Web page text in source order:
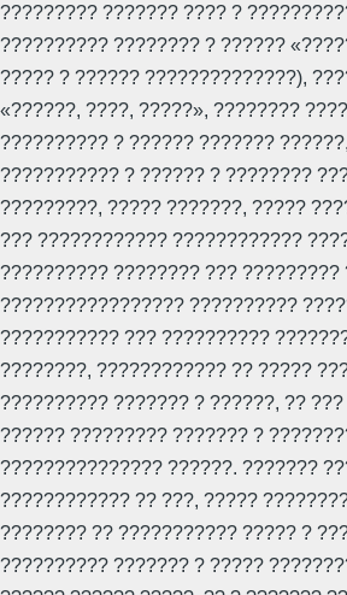
????????? ??????? ???? ?
?????????? ???????? ? ??????
????? ? ?????? ??????????????),
«??????, ????, ?????», ????????
?????????? ? ?????? ???????
??????????? ? ?????? ? ????????
?????????, ????? ???????, ?????
??? ???????????? ????????????
?????????? ???????? ??? ?????????
????????????????? ??????????
??????????? ??? ??????????
????????, ???????????? ?? ?????
?????????? ??????? ? ??????, ??
?????? ????????? ??????? ?
??????????????? ??????. ???????
???????????? ?? ???, ?????
???????? ?? ??????????? ????? ?
?????????? ??????? ? ?????